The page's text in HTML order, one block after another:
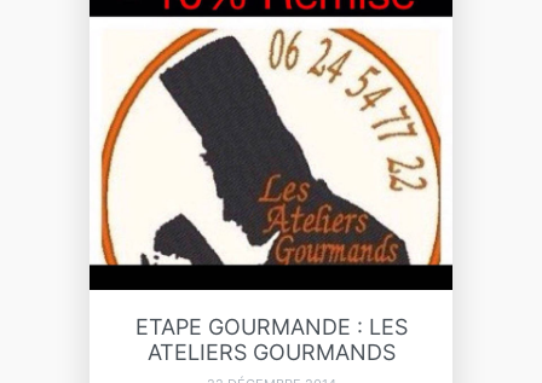
ETAPE GOURMANDE : LES
ATELIERS GOURMANDS